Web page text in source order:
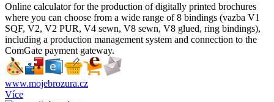
Online calculator for the production of digitally printed brochures
where you can choose from a wide range of 8 bindings (vazba V1
SQF, V2, V2 PUR, V4 sewn, V8 sewn, V8 glued, ring bindings),
including a production management system and connection to the
ComGate payment gateway.
www.mojebrozura.cz
Více